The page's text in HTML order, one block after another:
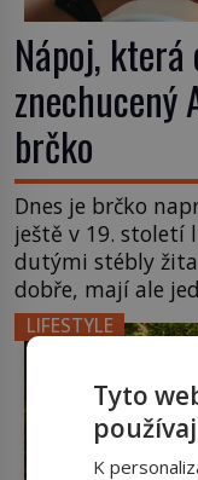
Nápoj, která
znechucený
brčko
Dnes je brčko
ještě v 19. století
dutými stébly
dobře, mají ale
chvíli se
příchuť. Právě
nápadu, který
LIFESTYLE
Tyto
K